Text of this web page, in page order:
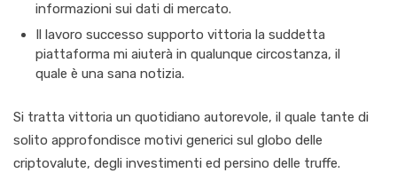
informazioni sui dati di mercato.
Il lavoro successo supporto vittoria la suddetta
piattaforma mi aiuterà in qualunque circostanza, il
quale è una sana notizia.
Si tratta vittoria un quotidiano autorevole, il quale tante di
solito approfondisce motivi generici sul globo delle
criptovalute, degli investimenti ed persino delle truffe.